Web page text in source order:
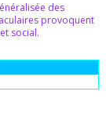
des
provoquent
social.